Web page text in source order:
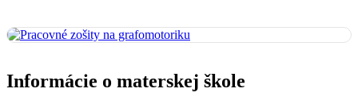
Informácie o materskej škole